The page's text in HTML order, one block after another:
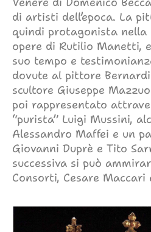
di artisti dell’epoca. La
quindi protagonista nella
opere di Rutilio Manetti,
suo tempo e
dovute al pittore
scultore Giuseppe
poi rappresentato
“purista” Luigi Mussini,
Alessandro Maffei e un
Giovanni Duprè e Tito
successiva si può
Consorti, Cesare